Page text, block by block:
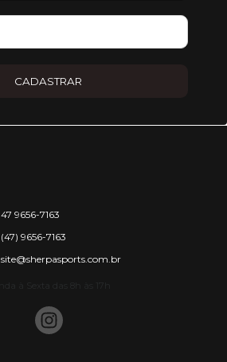
CADASTRAR
47 9656-7163
(47) 9656-7163
site@sherpasports.com.br